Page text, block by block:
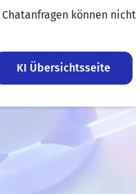
Chatanfragen können
Sie keine sensiblen
finden Sie in
finden Sie
wenden Sie sich
KI Übersichtsseite